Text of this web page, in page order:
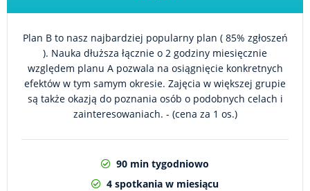
Plan B to nasz najbardziej popularny plan ( 85% zgłoszeń
). Nauka dłuższa łącznie o 2 godziny miesięcznie
względem planu A pozwala na osiągnięcie konkretnych
efektów w tym samym okresie. Zajęcia w większej grupie
są także okazją do poznania osób o podobnych celach i
zainteresowaniach. - (cena za 1 os.)
90 min tygodniowo
4 spotkania w miesiącu